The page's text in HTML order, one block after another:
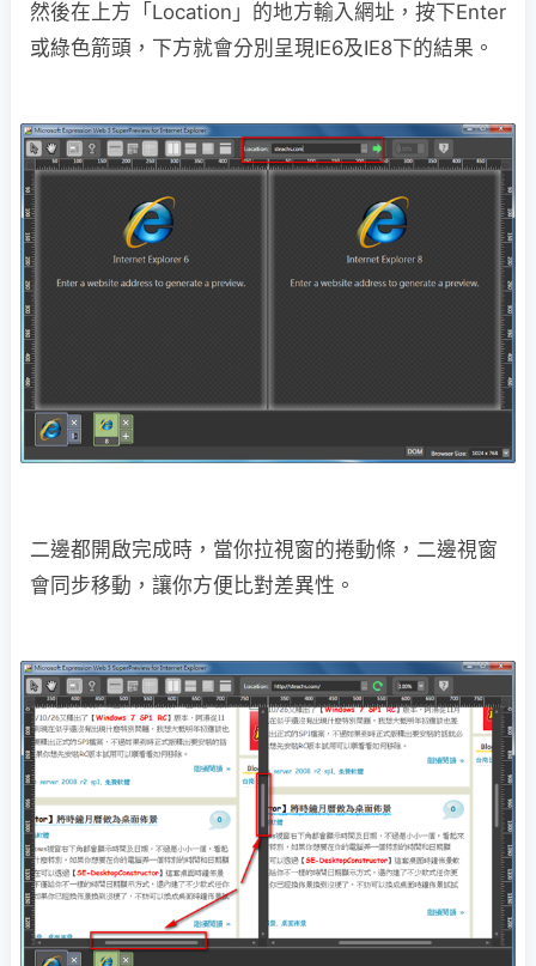
然後在上方「Location」的地方輸入網址，按下Enter
或綠色箭頭，下方就會分別呈現IE6及IE8下的結果。
二邊都開啟完成時，當你拉視窗的捲動條，二邊視窗
會同步移動，讓你方便比對差異性。